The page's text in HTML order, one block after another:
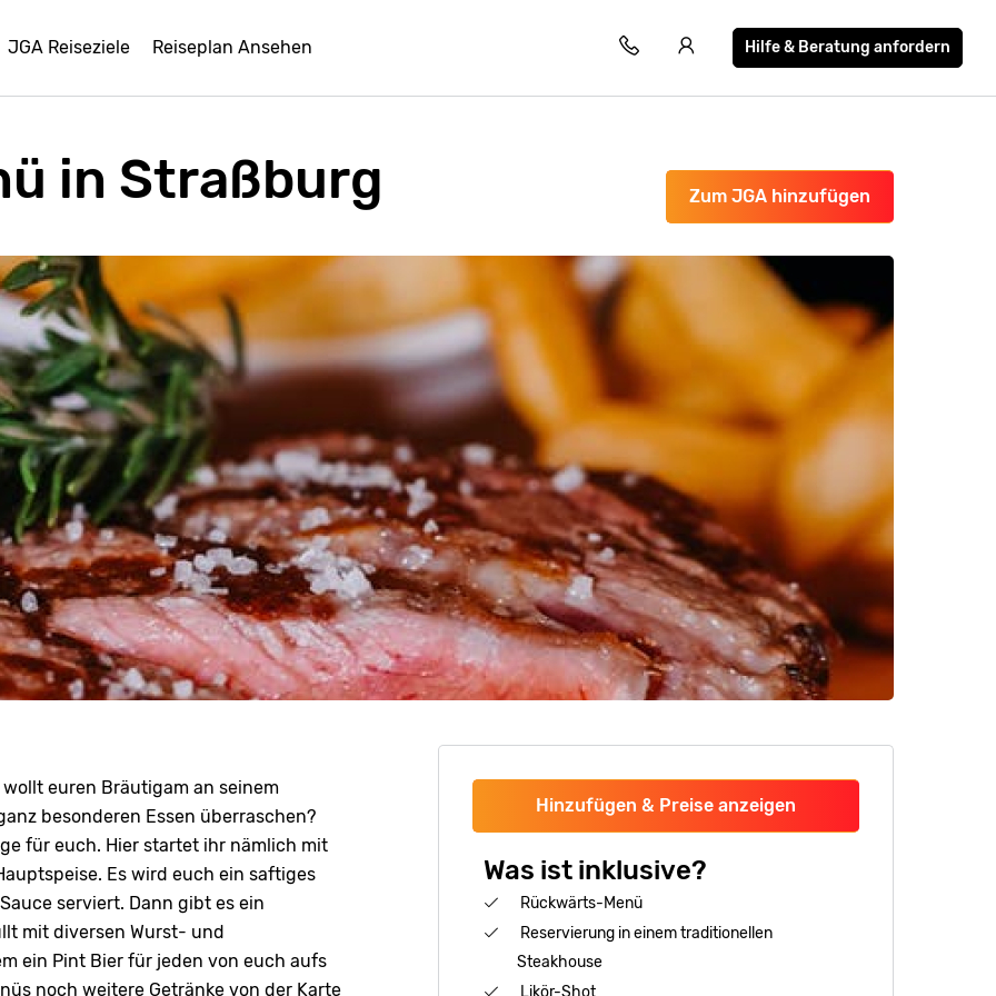
JGA Reiseziele Reiseplan Ansehen Hilfe & Beratung anfordern
Zum JGA hinzufügen
in Straßburg
Hinzufügen & Preise anzeigen
Was ist inklusive?
Rückwärts-Menü
Reservierung in einem traditionellen
Steakhouse
Likör-Shot
euren Bräutigam an seinem
besonderen Essen überraschen?
für euch. Hier startet ihr nämlich mit
Es wird euch ein saftiges
serviert. Dann gibt es ein
mit diversen Wurst- und
ein Pint Bier für jeden von euch aufs
noch weitere Getränke von der Karte